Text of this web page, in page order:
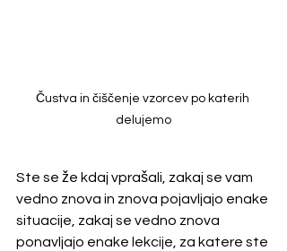
Čustva in čiščenje vzorcev po katerih
delujemo
Ste se že kdaj vprašali, zakaj se vam
vedno znova in znova pojavljajo enake
situacije, zakaj se vedno znova
ponavljajo enake lekcije, za katere ste